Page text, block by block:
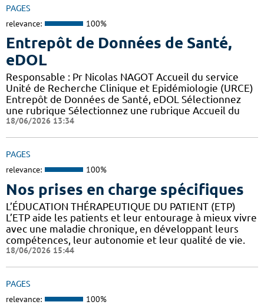
PAGES
relevance: 100%
Entrepôt de Données de Santé,
eDOL
Responsable : Pr Nicolas NAGOT Accueil du service
Unité de Recherche Clinique et Epidémiologie (URCE)
Entrepôt de Données de Santé, eDOL Sélectionnez
une rubrique Sélectionnez une rubrique Accueil du
18/06/2026 13:34
PAGES
relevance: 100%
Nos prises en charge spécifiques
L’ÉDUCATION THÉRAPEUTIQUE DU PATIENT (ETP)
L’ETP aide les patients et leur entourage à mieux vivre
avec une maladie chronique, en développant leurs
compétences, leur autonomie et leur qualité de vie.
18/06/2026 15:44
PAGES
relevance: 100%